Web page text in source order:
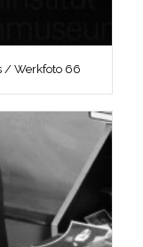
/ Werkfoto 66